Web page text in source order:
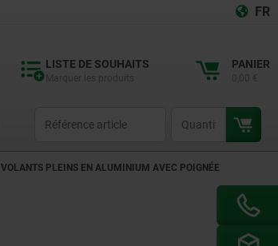
FR
LISTE DE SOUHAITS PANIER
VOLANTS PLEINS EN ALUMINIUM AVEC POIGNÉE